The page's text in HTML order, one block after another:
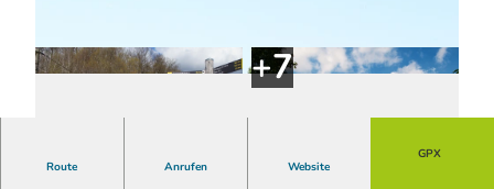
Route Anrufen Website
GPX